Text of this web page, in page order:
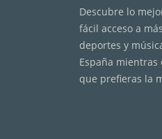
Descubre lo
fácil acceso a
deportes y
España mientras
que prefieras la